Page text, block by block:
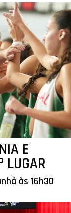
E
LUGAR
às 16h30